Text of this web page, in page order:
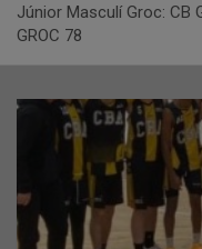
Júnior Masculí Groc: CB
GROC 78